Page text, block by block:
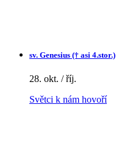
sv. Genesius († asi 4.stor.)
28. okt. / říj.
Světci k nám hovoří